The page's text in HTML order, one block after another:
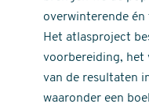
overwinterende
Het atlasproject
voorbereiding, het
van de resultaten
waaronder een